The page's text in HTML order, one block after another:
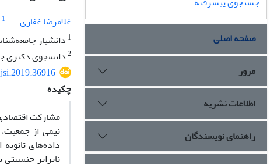
غلامرضا غفاری
1
1 دانشیار
2دانشجوی دکتری
چکیده
مشارکت
نیمی از
داده‌های
صفحه اصلی
مرور
اطلاعات نشریه
راهنمای نویسندگان